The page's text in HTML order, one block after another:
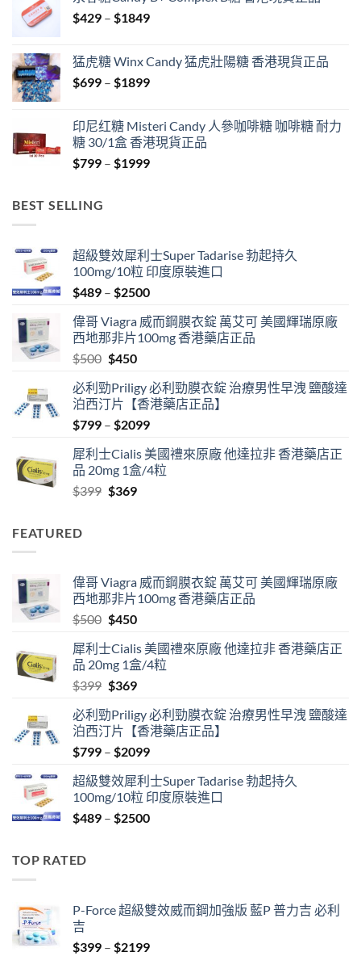
$1999
$429 – $1849Price
through
$1849
猛虎糖 Winx Candy 猛虎壯陽糖 香港現貨正品
$699 – $1899Price
through
$1899
印尼红糖 Misteri Candy 人參咖啡糖 咖啡糖 耐力
糖 30/1盒 香港現貨正品
$799 – $1999Price
BEST SELLING
超級雙效犀利士Super Tadarise 勃起持久
100mg/10粒 印度原裝進口
$489 – $2500Price
$489
through
偉哥 Viagra 威而鋼膜衣錠 萬艾可 美國輝瑞原廠
西地那非片100mg 香港藥店正品
$500 Original
was:
$500.
$450Current
is:
$450.
必利勁Priligy 必利勁膜衣錠 治療男性早洩 鹽酸達
泊西汀片【香港藥店正品】
$799 – $2099Price
$799
through
犀利士Cialis 美國禮來原廠 他達拉非 香港藥店正
品 20mg 1盒/4粒
$399 Original
$369Current
FEATURED
偉哥 Viagra 威而鋼膜衣錠 萬艾可 美國輝瑞原廠
西地那非片100mg 香港藥店正品
$500 Original
was:
$500.
$450Current
is:
$450.
犀利士Cialis 美國禮來原廠 他達拉非 香港藥店正
品 20mg 1盒/4粒
$399 Original
was:
$399.
$369Current
is:
$369.
必利勁Priligy 必利勁膜衣錠 治療男性早洩 鹽酸達
泊西汀片【香港藥店正品】
$799 – $2099Price
$799
through
$2099
超級雙效犀利士Super Tadarise 勃起持久
100mg/10粒 印度原裝進口
$489 – $2500Price
TOP RATED
P-Force 超級雙效威而鋼加強版 藍P 普力吉 必利
吉
$399 – $2199Price